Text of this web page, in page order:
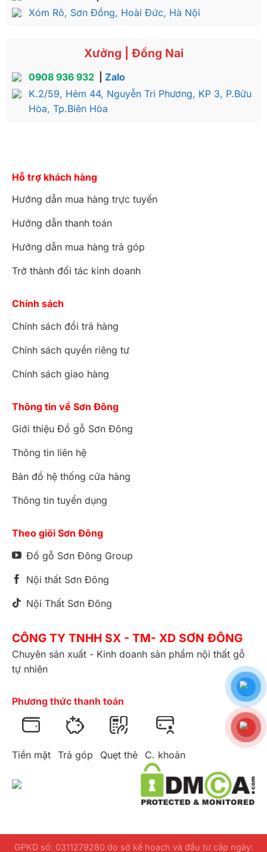
Xóm Rô, Sơn Đồng, Hoài Đức, Hà Nội
Xưởng | Đồng Nai
0908 936 932
Zalo
K.2/59, Hẻm 44, Nguyễn Tri Phương, KP 3, P.Bửu
Hòa, Tp.Biên Hòa
Hỗ trợ khách hàng
Hướng dẫn mua hàng trực tuyến
Hướng dẫn thanh toán
Hướng dẫn mua hàng trả góp
Trở thành đối tác kinh doanh
Chính sách
Chính sách đổi trả hàng
Chính sách quyền riêng tư
Chính sách giao hàng
Thông tin về Sơn Đông
Giới thiệu Đồ gỗ Sơn Đông
Thông tin liên hệ
Bản đồ hệ thống cửa hàng
Thông tin tuyển dụng
Theo giõi Sơn Đông
Đồ gỗ Sơn Đông Group
Nội thất Sơn Đông
Nội Thất Sơn Đông
CÔNG TY TNHH SX - TM- XD SƠN ĐÔNG
Chuyên sản xuất - Kinh doanh sản phẩm nội thất gỗ
tự nhiên
Phương thức thanh toán
Tiền mặt Trả góp Quẹt thẻ C. khoản
GPKD số: 0311279280 do sở kế hoạch và đầu tư cấp ngày: